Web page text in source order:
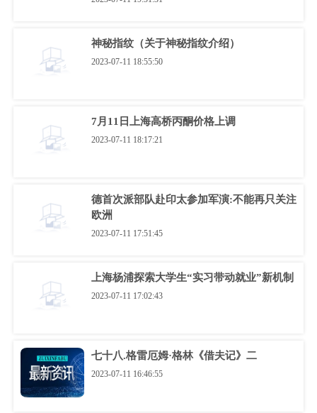
神秘指纹（关于神秘指纹介绍）
2023-07-11 18:55:50
7月11日上海高桥丙酮价格上调
2023-07-11 18:17:21
德首次派部队赴印太参加军演:不能再只关注
欧洲
2023-07-11 17:51:45
上海杨浦探索大学生“实习带动就业”新机制
2023-07-11 17:02:43
七十八.格雷厄姆·格林《借夫记》二
2023-07-11 16:46:55